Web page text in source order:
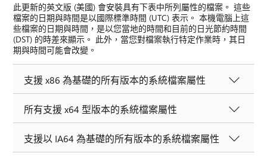
此更新的英文版 (美國) 會安裝具有下表中所列屬性的檔案。 這些
檔案的日期與時間是以國際標準時間 (UTC) 表示。 本機電腦上這
些檔案的日期與時間，是以您當地的時間和目前的日光節約時間
(DST) 的時差來顯示。 此外，當您對檔案執行特定作業時，其日
期與時間可能會改變。
支援 x86 為基礎的所有版本的系統檔案屬性
所有支援 x64 型版本的系統檔案屬性
支援以 IA64 為基礎的所有版本的系統檔案屬性